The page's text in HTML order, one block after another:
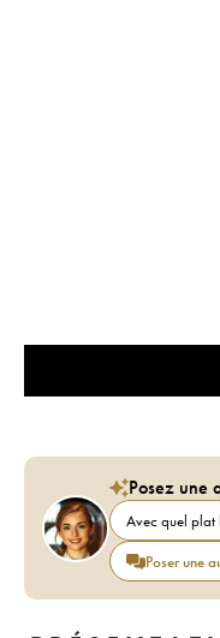
Posez une
Avec quel plat
Poser une